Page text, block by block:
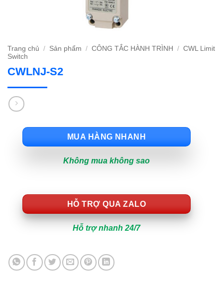
Trang chủ / Sản phẩm / CÔNG TẮC HÀNH TRÌNH / CWL Limit
Switch
CWLNJ-S2
MUA HÀNG NHANH
Không mua không sao
HỖ TRỢ QUA ZALO
Hỗ trợ nhanh 24/7